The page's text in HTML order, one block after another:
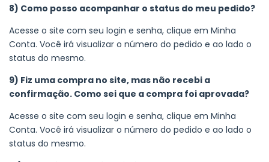
8) Como posso acompanhar o status do meu pedido?
Acesse o site com seu login e senha, clique em Minha
Conta. Você irá visualizar o número do pedido e ao lado o
status do mesmo.
9) Fiz uma compra no site, mas não recebi a
confirmação. Como sei que a compra foi aprovada?
Acesse o site com seu login e senha, clique em Minha
Conta. Você irá visualizar o número do pedido e ao lado o
status do mesmo.